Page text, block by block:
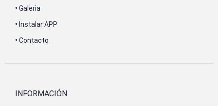
• Galeria
• Instalar APP
• Contacto
INFORMACIÓN